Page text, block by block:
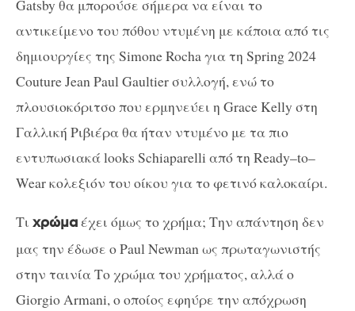
Gatsby θα μπορούσε σήμερα να είναι το
αντικείμενο του πόθου ντυμένη με κάποια από τις
δημιουργίες της Simone Rochaγια τη Spring2024
CoutureJeanPaulGaultierσυλλογή, ενώ το
πλουσιοκόριτσο που ερμηνεύει η Grace Kelly στη
Γαλλική Ριβιέρα θα ήταν ντυμένο με τα πιο
εντυπωσιακάlooks Schiaparelli από τη Ready–to–
Wearκολεξιόν του οίκου για το φετινό καλοκαίρι.
Τι χρώμαέχει όμως το χρήμα; Την απάντηση δεν
μας την έδωσε οPaul Newmanως πρωταγωνιστής
στην ταινία Το χρώμα του χρήματος, αλλά ο
Giorgio Armani,ο οποίος εφηύρε την απόχρωση